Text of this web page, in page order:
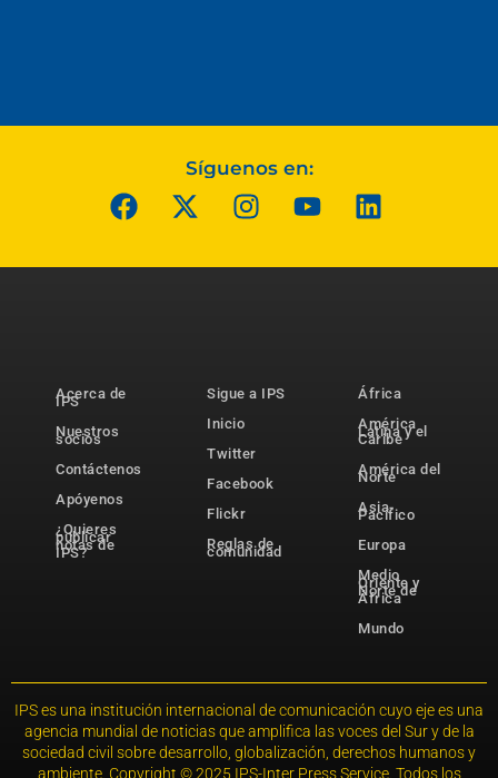
Síguenos en:
Acerca de
IPS
Nuestros
socios
Contáctenos
Apóyenos
¿Quieres
publicar
notas de
IPS?
Sigue a IPS
Inicio
Twitter
Facebook
Flickr
Reglas de
comunidad
África
América
Latina y el
Caribe
América del
Norte
Asia-
Pacífico
Europa
Medio
Oriente y
Norte de
África
Mundo
IPS es una institución internacional de comunicación cuyo eje es una
agencia mundial de noticias que amplifica las voces del Sur y de la
sociedad civil sobre desarrollo, globalización, derechos humanos y
ambiente. Copyright © 2025 IPS-Inter Press Service. Todos los